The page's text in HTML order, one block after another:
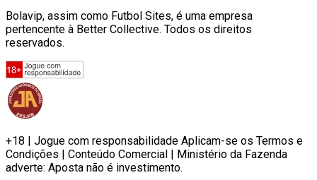
Bolavip, assim como Futbol Sites, é uma empresa
pertencente à Better Collective. Todos os direitos
reservados.
+18 | Jogue com responsabilidade Aplicam-se os Termos e
Condições | Conteúdo Comercial | Ministério da Fazenda
adverte: Aposta não é investimento.